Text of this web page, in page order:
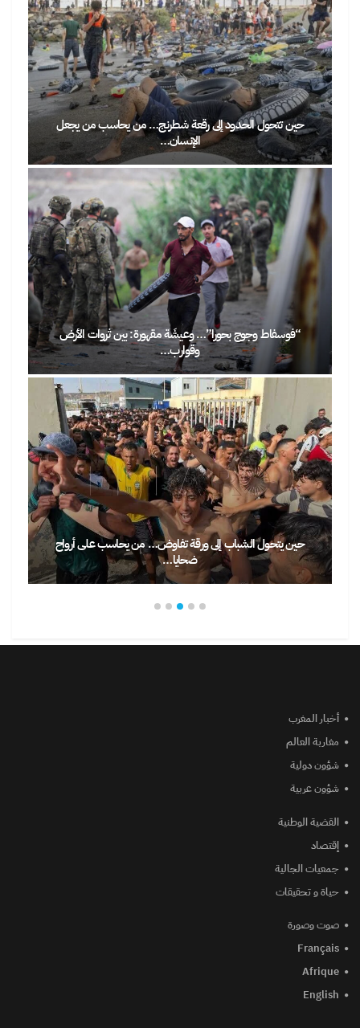
حين تتحول الحدود إلى رقعة شطرنج… من يحاسب من يجعل
الإنسان…
“فوسفاط وجوج بحورا”… وعيشَة مقهورة: بين ثروات الأرض
وقوارب…
حين يتحول الشباب إلى ورقة تفاوض… من يحاسب على أرواح
ضحايا…
أخبار المغرب
مغاربة العالم
شؤون دولية
شؤون عربية
القضية الوطنية
إقتصاد
جمعيات الجالية
حياة و تحقيقات
صوت وصورة
Français
Afrique
English